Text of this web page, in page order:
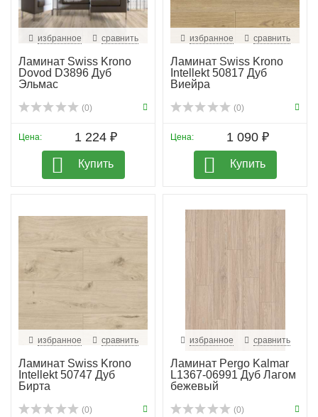
избранное сравнить
Ламинат Swiss Krono
Dovod D3896 Дуб
Эльмас
(0)
Цена: 1 224 ₽
Купить
избранное сравнить
Ламинат Swiss Krono
Intellekt 50817 Дуб
Виейра
(0)
Цена: 1 090 ₽
Купить
избранное сравнить
Ламинат Swiss Krono
Intellekt 50747 Дуб
Бирта
(0)
избранное сравнить
Ламинат Pergo Kalmar
L1367-06991 Дуб Лагом
бежевый
(0)